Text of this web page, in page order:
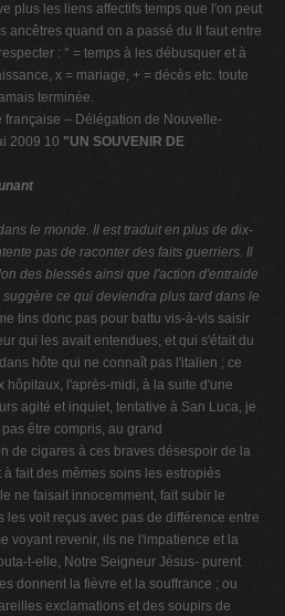
plus les liens affectifs temps que l'on peut
ancêtres quand on a passé du Il faut entre
: ° = temps à les débusquer et à
x = mariage, + = décès etc. toute
terminée.
française – Délégation de Nouvelle-
2009 10 "UN SOUVENIR DE
le monde. Il est traduit en plus de dix-
pas de raconter des faits guerriers. Il
des blessés ainsi que l'action d'entraide
suggère ce qui deviendra plus tard dans le
tins donc pas pour battu vis-à-vis saisir
qui les avait entendues, et qui s'était du
hôte qui ne connaît pas l'italien ; ce
hôpitaux, l'après-midi, à la suite d'une
agité et inquiet, tentative à San Luca, je
être compris, au grand
de cigares à ces braves désespoir de la
fait des mêmes soins les estropiés
ne faisait innocemment, fait subir le
voit reçus avec pas de différence entre
voyant revenir, ils ne l'impatience et la
t-elle, Notre Seigneur Jésus- purent
donnent la fièvre et la souffrance ; ou
exclamations et des soupirs de